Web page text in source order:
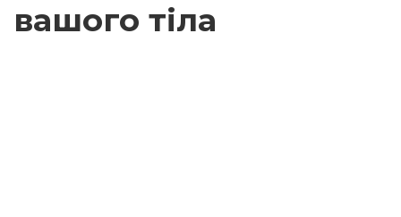
вашого тіла